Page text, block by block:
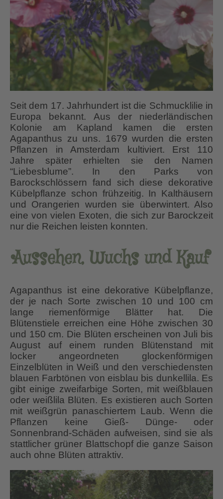
Seit dem 17. Jahrhundert ist die Schmucklilie in
Europa bekannt. Aus der niederländischen
Kolonie am Kapland kamen die ersten
Agapanthus zu uns. 1679 wurden die ersten
Pflanzen in Amsterdam kultiviert. Erst 110
Jahre später erhielten sie den Namen
“Liebesblume”. In den Parks von
Barockschlössern fand sich diese dekorative
Kübelpflanze schon frühzeitig. In Kalthäusern
und Orangerien wurden sie überwintert. Also
eine von vielen Exoten, die sich zur Barockzeit
nur die Reichen leisten konnten.
Aussehen, Wuchs und Kauf
Agapanthus ist eine dekorative Kübelpflanze,
der je nach Sorte zwischen 10 und 100 cm
lange riemenförmige Blätter hat. Die
Blütenstiele erreichen eine Höhe zwischen 30
und 150 cm. Die Blüten erscheinen von Juli bis
August auf einem runden Blütenstand mit
locker angeordneten glockenförmigen
Einzelblüten in Weiß und den verschiedensten
blauen Farbtönen von eisblau bis dunkellila. Es
gibt einige zweifarbige Sorten, mit weißblauen
oder weißlila Blüten. Es existieren auch Sorten
mit weißgrün panaschiertem Laub. Wenn die
Pflanzen keine Gieß- Dünge- oder
Sonnenbrand-Schäden aufweisen, sind sie als
stattlicher grüner Blattschopf die ganze Saison
auch ohne Blüten attraktiv.